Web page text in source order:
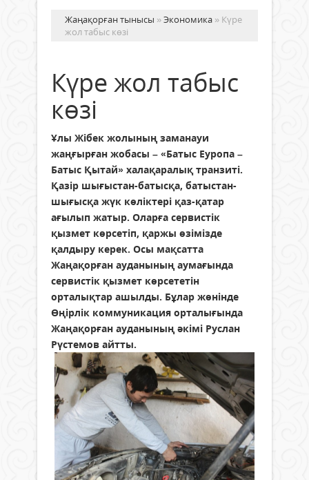
Жаңақорған тынысы »Экономика » Күре
жол табыс көзі
Күре жол табыс
көзі
Ұлы Жібек жолының заманауи
жаңғырған жобасы – «Батыс Еуропа –
Батыс Қытай» халақаралық транзиті.
Қазір шығыстан-батысқа, батыстан-
шығысқа жүк көліктері қаз-қатар
ағылып жатыр. Оларға сервистік
қызмет көрсетіп, қаржы өзімізде
қалдыру керек. Осы мақсатта
Жаңақорған ауданының аумағында
сервистік қызмет көрсететін
орталықтар ашылды. Бұлар жөнінде
Өңірлік коммуникация орталығында
Жаңақорған ауданының әкімі Руслан
Рүстемов айтты.